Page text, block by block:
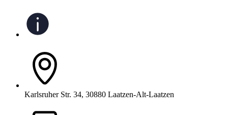
Karlsruher Str. 34, 30880 Laatzen-Alt-Laatzen